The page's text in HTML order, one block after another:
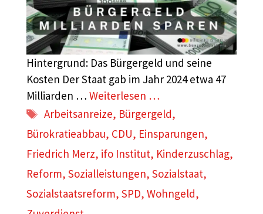
Hintergrund: Das Bürgergeld und seine
Kosten Der Staat gab im Jahr 2024 etwa 47
Milliarden … Weiterlesen …
Schlagwörter
Arbeitsanreize, Bürgergeld,
Bürokratieabbau, CDU, Einsparungen,
Friedrich Merz, ifo Institut, Kinderzuschlag,
Reform, Sozialleistungen, Sozialstaat,
Sozialstaatsreform, SPD, Wohngeld,